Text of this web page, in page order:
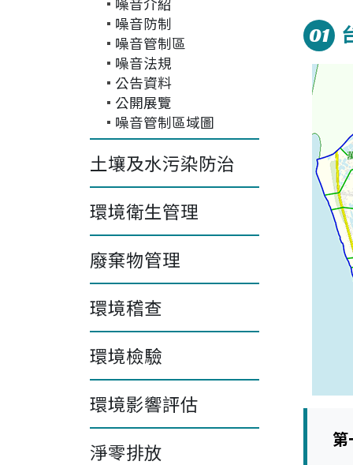
噪音防制
噪音管制區
噪音法規
公告資料
公開展覽
噪音管制區域圖
土壤及水污染防治
環境衛生管理
廢棄物管理
環境稽查
環境檢驗
環境影響評估
淨零排放
01